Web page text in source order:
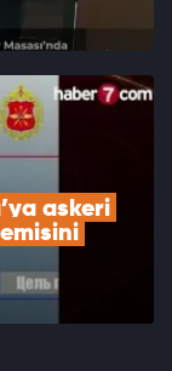
askeri